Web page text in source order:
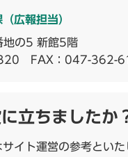
広報担当）
地の5 新館5階
FAX：047-362-
立ちましたか
イト運営の参考といた